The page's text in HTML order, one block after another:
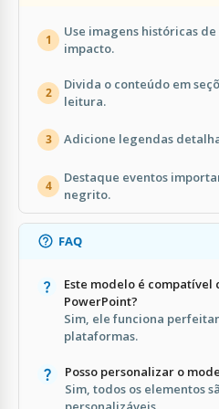
1
Use imagens históricas
impacto.
2
Divida o conteúdo em
leitura.
3 Adicione legendas
4
Destaque eventos
negrito.
FAQ
Este modelo é compatível
PowerPoint?
Sim, ele funciona
plataformas.
Posso personalizar o
Sim, todos os elementos